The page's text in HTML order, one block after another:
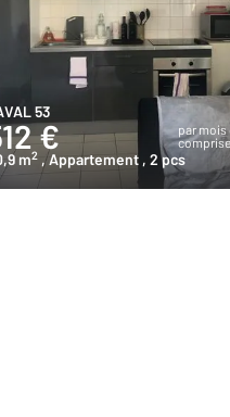
53
€
par mois
m2 , Appartement , 2 pcs